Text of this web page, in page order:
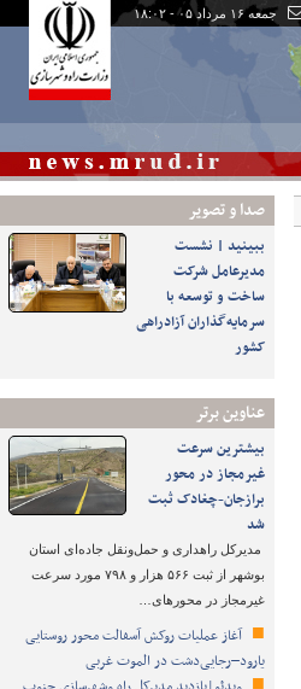
جمعه ۱۶ مرداد ۰۵ - ۱۸:۰۲
صدا و تصوير
ببینید | نشست
مدیرعامل شرکت
ساخت و توسعه با
سرمایه‌گذاران آزادراهی
کشور
عناوین برتر
بیشترین سرعت
غیرمجاز در محور
برازجان-چغادک ثبت
شد
مدیرکل راهداری و حمل‌ونقل جاده‌ای استان
بوشهر از ثبت ۵۶۶ هزار و ۷۹۸ مورد سرعت
غیرمجاز در محورهای…
آغاز عملیات روکش آسفالت محور روستایی
یارود–رجایی‌دشت در الموت غربی